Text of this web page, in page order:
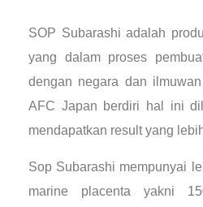
SOP Subarashi adalah
yang dalam proses
dengan negara dan
AFC Japan berdiri hal ini
mendapatkan result yang
Sop Subarashi mempunyai
marine placenta yakni